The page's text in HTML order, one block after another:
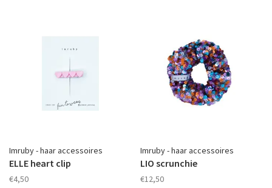
Imruby - haar accessoires
ELLE heart clip
€4,50
Imruby - haar accessoires
LIO scrunchie
€12,50